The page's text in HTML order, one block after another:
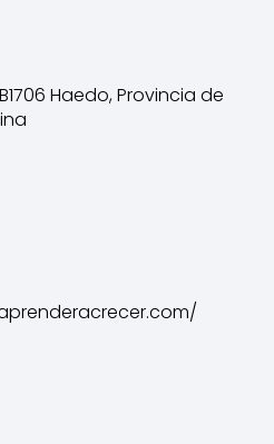
Haedo, Provincia de